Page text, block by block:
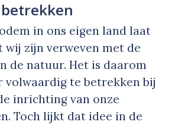
in ons eigen land laat
wij zijn verweven met de
de natuur. Het is daarom
volwaardig te betrekken bij
inrichting van onze
Toch lijkt dat idee in de